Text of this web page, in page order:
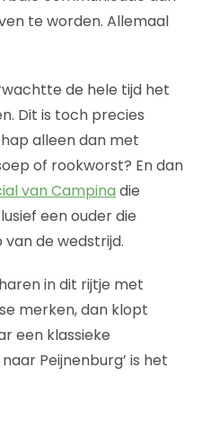
te worden. Allemaal
de hele tijd het
Dit is toch precies
alleen dan met
of rookworst? En dan
van Campina die
een ouder die
de wedstrijd.
in dit rijtje met
merken, dan klopt
een klassieke
Peijnenburg’ is het